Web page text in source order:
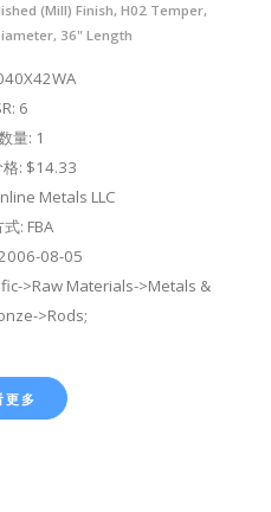
(Mill) Finish, H02 Temper,
36" Length
6
量: 1
: $14.33
Metals LLC
: FBA
08-05
>Raw Materials->Metals &
>Rods;
更多